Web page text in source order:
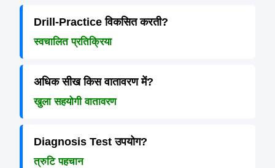
Drill-Practice विकसित करती?
स्वचालित प्रतिक्रिया
अधिक सीख किस वातावरण में?
खुला सहयोगी वातावरण
Diagnosis Test उपयोग?
त्रुटि पहचान